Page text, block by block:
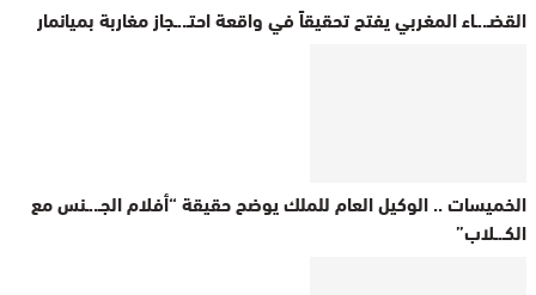
القضـ..ـاء المغربي يفتح تحقيقاً في واقعة احتـ..ـجاز مغاربة بميانمار
الخميسات .. الوكيل العام للملك يوضح حقيقة “أفلام الجـ..ـنس مع
الكـ.ـلاب”